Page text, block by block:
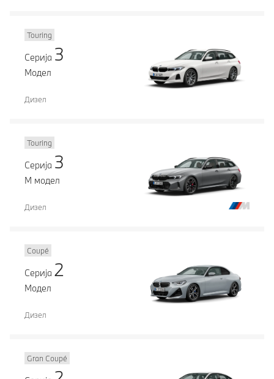
Touring
Серија 3
Модел
Дизел
Touring
Серија 3
М модел
Дизел
Coupé
Серија 2
Модел
Дизел
Gran Coupé